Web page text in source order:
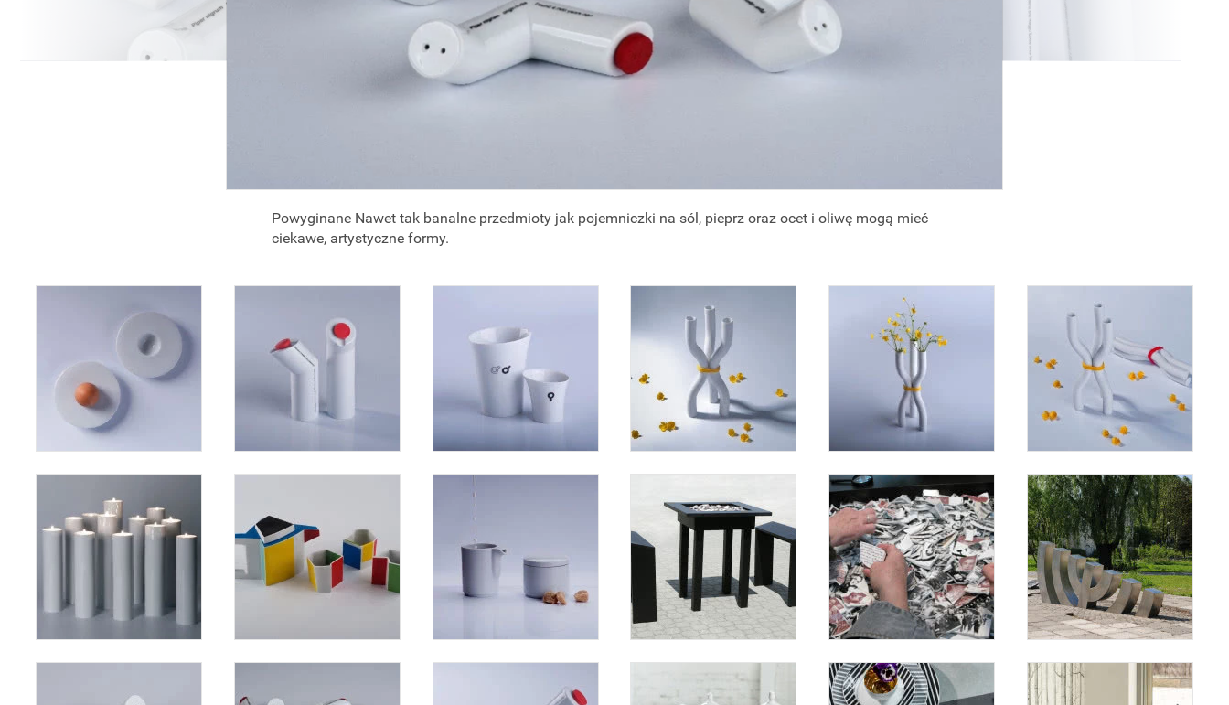
Powyginane Nawet tak banalne przedmioty jak pojemniczki na sól, pieprz oraz ocet i oliwę mogą mieć
ciekawe, artystyczne formy.